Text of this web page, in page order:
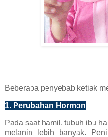
Beberapa penyebab ketiak
1. Perubahan Hormon
Pada saat hamil, tubuh ibu
melanin lebih banyak.